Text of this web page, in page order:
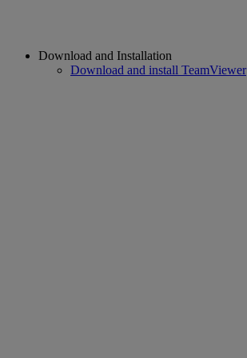
Download and Installation
Download and install TeamViewer